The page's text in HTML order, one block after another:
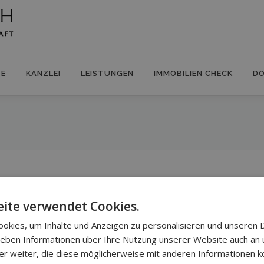
KANZLEI LEISTUNGEN IMMOBILIEN CHECK
verwendet Cookies.
um Inhalte und Anzeigen zu personalisieren und unseren
Informationen über Ihre Nutzung unserer Website auch an
weiter, die diese möglicherweise mit anderen Informationen